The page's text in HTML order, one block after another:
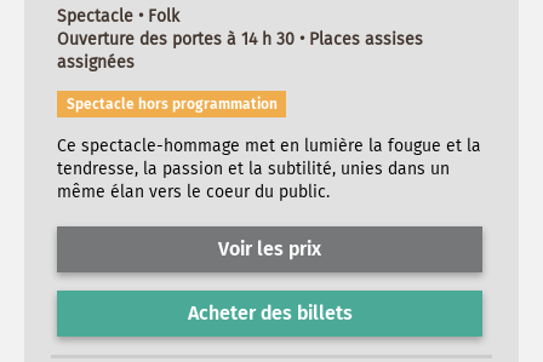
Spectacle • Folk
Ouverture des portes à 14 h 30 • Places assises
assignées
Spectacle hors programmation
Ce spectacle-hommage met en lumière la fougue et la
tendresse, la passion et la subtilité, unies dans un
même élan vers le coeur du public.
Voir les prix
Acheter des billets